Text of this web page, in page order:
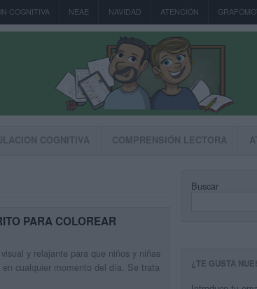
COGNITIVA NEAE NAVIDAD ATENCIÓN
COGNITIVA COMPRENSIÓN LECTORA
PARA COLOREAR
y relajante para que niños y niñas
cualquier momento del día. Se trata
Buscar
¿TE GUSTA